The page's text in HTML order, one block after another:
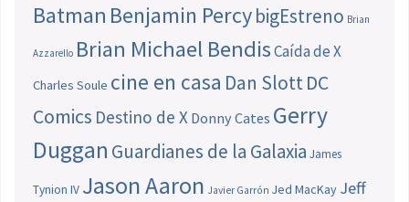
Batman Benjamin PercybigEstreno Brian
Azzarello Brian Michael BendisCaída de X
Charles Soule cine en casa Dan SlottDC
Comics Destino de X Donny Cates Gerry
Duggan Guardianes de la Galaxia James
Tynion IV Jason Aaron Javier Garrón Jed MacKay Jeff